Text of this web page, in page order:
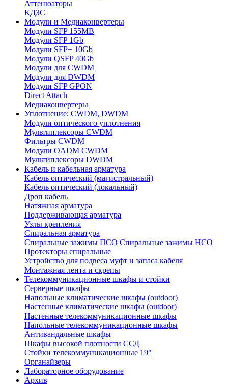
Аттенюаторы
КДЗС
Модули и Медиаконвертеры
Модули SFP 155MB
Модули SFP 1Gb
Модули SFP+ 10Gb
Модули QSFP 40Gb
Модули для CWDM
Модули для DWDM
Модули SFP GPON
Direct Attach
Медиаконвертеры
Уплотнение: CWDM, DWDM
Модули оптического уплотнения
Мультиплексоры CWDM
Фильтры CWDM
Модули OADM CWDM
Мультиплексоры DWDM
Кабель и кабельная арматура
Кабель оптический (магистральный)
Кабель оптический (локальный)
Дроп кабель
Натяжная арматура
Поддерживающая арматура
Узлы крепления
Спиральная арматура
Спиральные зажимы ПСО Спиральные зажимы НСО
Протекторы спиральные
Устройство для подвеса муфт и запаса кабеля
Монтажная лента и скрепы
Телекоммуникационные шкафы и стойки
Серверные шкафы
Напольные климатические шкафы (outdoor)
Настенные климатические шкафы (outdoor)
Настенные телекоммуникационные шкафы
Напольные телекоммуникационные шкафы
Антивандальные шкафы
Шкафы высокой плотности ССД
Стойки телекоммуникационные 19"
Органайзеры
Лабораторное оборудование
Архив